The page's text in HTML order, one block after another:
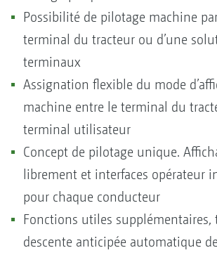
Possibilité de pilotage machine
terminal du tracteur ou d’une
terminaux
Assignation flexible du mode
machine entre le terminal du
terminal utilisateur
Concept de pilotage unique.
librement et interfaces opérateur
pour chaque conducteur
Fonctions utiles supplémentaires,
descente anticipée automatique